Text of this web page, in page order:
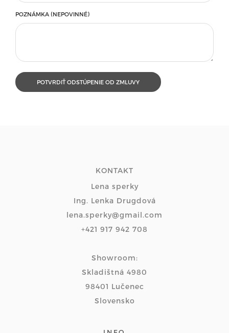
POZNÁMKA (NEPOVINNÉ)
KONTAKT
Lena sperky
Ing. Lenka Drugdová
lena.sperky@gmail.com
+421 917 942 708
Showroom:
Skladištná 4980
98401 Lučenec
Slovensko